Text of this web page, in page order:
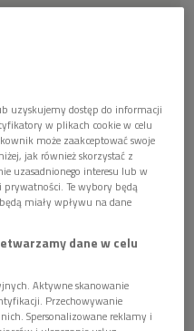

uzyskujemy dostęp do informacji
w plikach cookie w celu
może zaakceptować swoje
jak również skorzystać z
uzasadnionego interesu lub w
Te wybory będą
miały wpływu na dane
dane w celu
Aktywne skanowanie
Przechowywanie
Spersonalizowane reklamy i